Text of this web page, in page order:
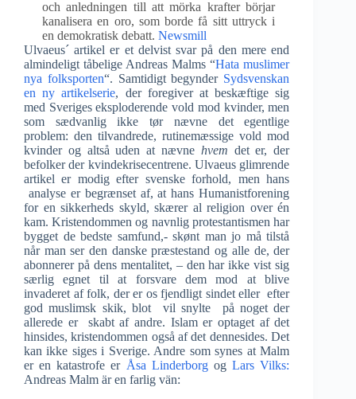
och anledningen till att mörka krafter börjar
kanalisera en oro, som borde få sitt uttryck i
en demokratisk debatt. Newsmill
Ulvaeus´ artikel er et delvist svar på den mere end
almindeligt tåbelige Andreas Malms “Hata muslimer
nya folksporten“. Samtidigt begynder Sydsvenskan
en ny artikelserie, der foregiver at beskæftige sig
med Sveriges eksploderende vold mod kvinder, men
som sædvanlig ikke tør nævne det egentlige
problem: den tilvandrede, rutinemæssige vold mod
kvinder og altså uden at nævne hvem det er, der
befolker der kvindekrisecentrene. Ulvaeus glimrende
artikel er modig efter svenske forhold, men hans
analyse er begrænset af, at hans Humanistforening
for en sikkerheds skyld, skærer al religion over én
kam. Kristendommen og navnlig protestantismen har
bygget de bedste samfund,- skønt man jo må tilstå
når man ser den danske præstestand og alle de, der
abonnerer på dens mentalitet, – den har ikke vist sig
særlig egnet til at forsvare dem mod at blive
invaderet af folk, der er os fjendligt sindet eller efter
god muslimsk skik, blot vil snylte på noget der
allerede er skabt af andre. Islam er optaget af det
hinsides, kristendommen også af det dennesides. Det
kan ikke siges i Sverige. Andre som synes at Malm
er en katastrofe er Åsa LinderborgogLars Vilks:
Andreas Malm är en farlig vän: